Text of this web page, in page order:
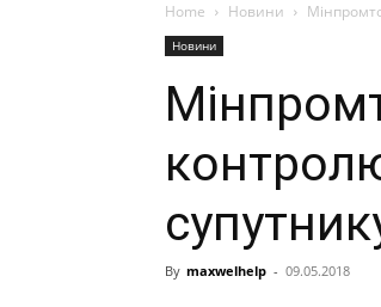
Home Новини
Новини
By maxwelhelp - 09.05.2018